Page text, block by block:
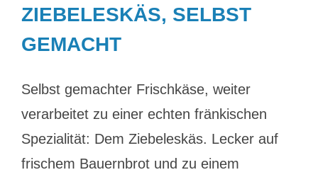
ZIEBELESKÄS, SELBST
GEMACHT
Selbst gemachter Frischkäse, weiter
verarbeitet zu einer echten fränkischen
Spezialität: Dem Ziebeleskäs. Lecker auf
frischem Bauernbrot und zu einem